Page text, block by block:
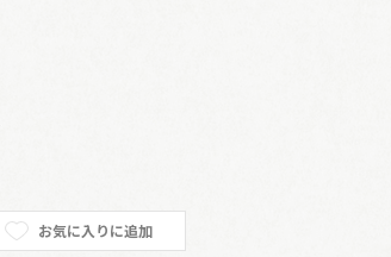
お気に入りに追加